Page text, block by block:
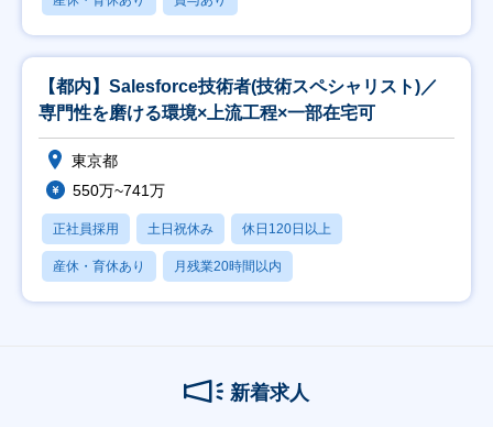
【都内】Salesforce技術者(技術スペシャリスト)／
専門性を磨ける環境×上流工程×一部在宅可
東京都
550万~741万
正社員採用 土日祝休み 休日120日以上
産休・育休あり 月残業20時間以内
新着求人